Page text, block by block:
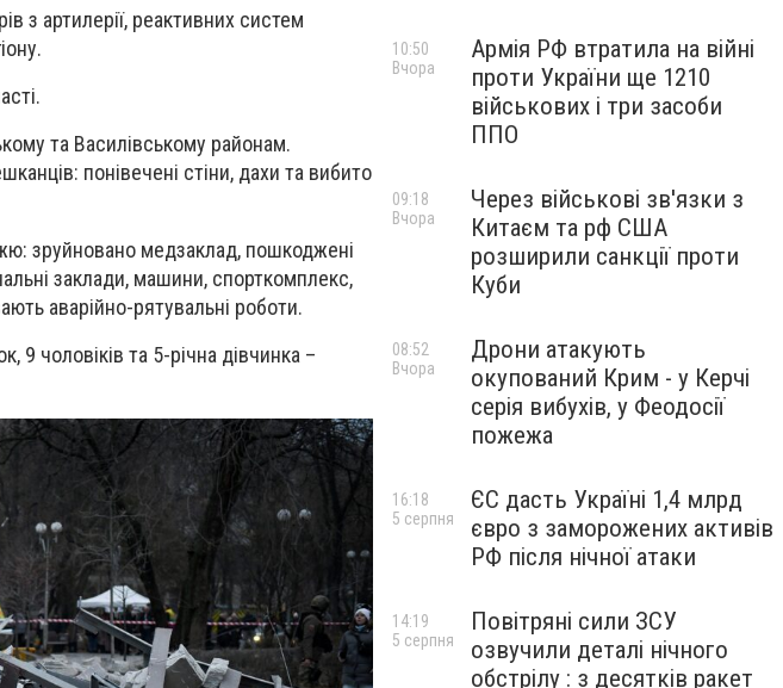
з артилерії, реактивних систем
та Василівському районам.
понівечені стіни, дахи та вибито
зруйновано медзаклад, пошкоджені
заклади, машини, спорткомплекс,
аварійно-рятувальні роботи.
чоловіків та 5-річна дівчинка –
Армія РФ втратила на війні
проти України ще 1210
військових і три засоби
ППО
10:50
Вчора
Через військові зв'язки з
Китаєм та рф США
розширили санкції проти
Куби
09:18
Вчора
Дрони атакують
окупований Крим - у Керчі
серія вибухів, у Феодосії
пожежа
08:52
Вчора
ЄС дасть Україні 1,4 млрд
євро з заморожених активів
РФ після нічної атаки
16:18
5 серпня
Повітряні сили ЗСУ
озвучили деталі нічного
обстрілу : з десятків ракет
14:19
5 серпня